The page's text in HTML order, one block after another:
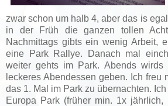
zwar schon um halb 4, aber das is
in der Früh die ganzen tollen
Nachmittags gibts ein wenig Arbeit,
eine Park Rallye. Danach mal
weiter gehts im Park. Abends wirds
leckeres Abendessen geben. Ich freu
das 1. Mal im Park zu übernachten.
Europa Park (früher min. 1x jährlich,